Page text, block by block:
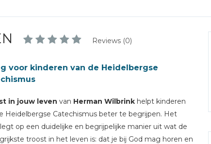
Reviews (0)
voor kinderen van de Heidelbergse
in jouw leven van Herman Wilbrink helpt kinderen
Heidelbergse Catechismus beter te begrijpen. Het
op een duidelijke en begrijpelijke manier uit wat de
troost in het leven is: dat je bij God mag horen en